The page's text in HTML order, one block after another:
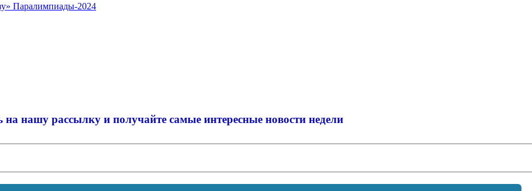
Паралимпиады-2024
на нашу рассылку и получайте самые интересные новости недели